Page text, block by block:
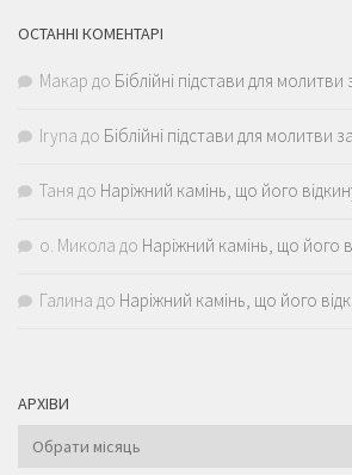
ОСТАННІ КОМЕНТАРІ
Макар до Біблійні підстави для
Iryna до Біблійні підстави для молитви
Таня до Наріжний камінь, що його
о. Микола до Наріжний камінь, що його
Галина до Наріжний камінь, що його
АРХІВИ
Архіви